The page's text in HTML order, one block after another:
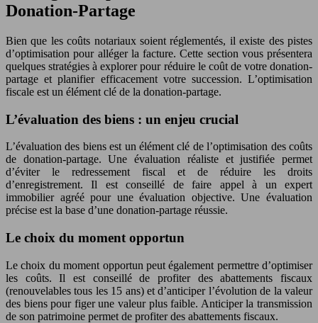
Donation-Partage
Bien que les coûts notariaux soient réglementés, il existe des pistes
d’optimisation pour alléger la facture. Cette section vous présentera
quelques stratégies à explorer pour réduire le coût de votre donation-
partage et planifier efficacement votre succession. L’optimisation
fiscale est un élément clé de la donation-partage.
L’évaluation des biens : un enjeu crucial
L’évaluation des biens est un élément clé de l’optimisation des coûts
de donation-partage. Une évaluation réaliste et justifiée permet
d’éviter le redressement fiscal et de réduire les droits
d’enregistrement. Il est conseillé de faire appel à un expert
immobilier agréé pour une évaluation objective. Une évaluation
précise est la base d’une donation-partage réussie.
Le choix du moment opportun
Le choix du moment opportun peut également permettre d’optimiser
les coûts. Il est conseillé de profiter des abattements fiscaux
(renouvelables tous les 15 ans) et d’anticiper l’évolution de la valeur
des biens pour figer une valeur plus faible. Anticiper la transmission
de son patrimoine permet de profiter des abattements fiscaux.